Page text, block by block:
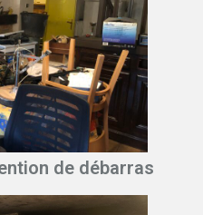
de débarras